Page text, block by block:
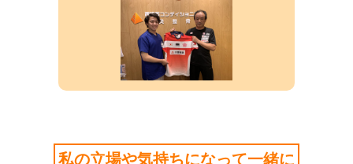
私の立場や気持ちになって一緒に